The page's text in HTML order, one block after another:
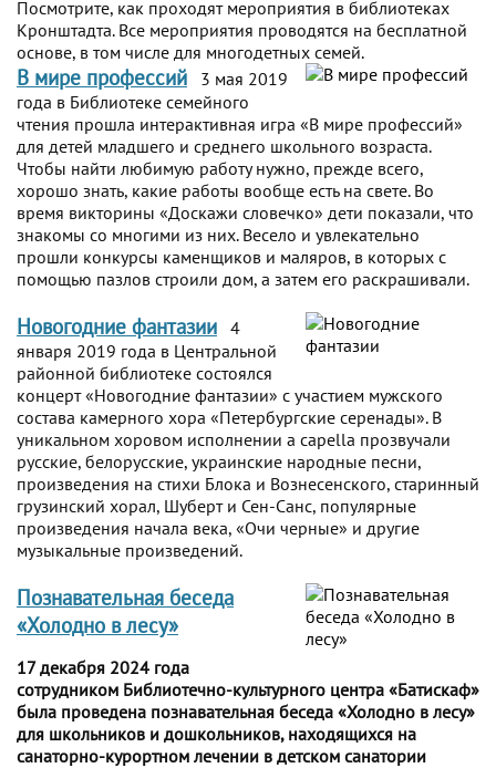
Посмотрите, как проходят мероприятия в библиотеках
Кронштадта. Все мероприятия проводятся на бесплатной
основе, в том числе для многодетных семей.
В мире профессий
3 мая 2019
года в Библиотеке семейного
чтения прошла интерактивная игра «В мире профессий»
для детей младшего и среднего школьного возраста.
Чтобы найти любимую работу нужно, прежде всего,
хорошо знать, какие работы вообще есть на свете. Во
время викторины «Доскажи словечко» дети показали, что
знакомы со многими из них. Весело и увлекательно
прошли конкурсы каменщиков и маляров, в которых с
помощью пазлов строили дом, а затем его раскрашивали.
Новогодние фантазии 4
января 2019 года в Центральной
районной библиотеке состоялся
концерт «Новогодние фантазии» с участием мужского
состава камерного хора «Петербургские серенады». В
уникальном хоровом исполнении a capella прозвучали
русские, белорусские, украинские народные песни,
произведения на стихи Блока и Вознесенского, старинный
грузинский хорал, Шуберт и Сен-Санс, популярные
произведения начала века, «Очи черные» и другие
музыкальные произведений.
Познавательная беседа
«Холодно в лесу»
17 декабря 2024 года
сотрудником Библиотечно-культурного центра «Батискаф»
была проведена познавательная беседа «Холодно в лесу»
для школьников и дошкольников, находящихся на
санаторно-курортном лечении в детском санатории